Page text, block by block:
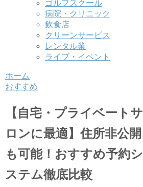
ゴルフスクール
病院・クリニック
飲食店
クリーンサービス
レンタル業
ライブ・イベント
ホーム
おすすめ
【自宅・プライベートサ
ロンに最適】住所非公開
も可能！おすすめ予約シ
ステム徹底比較